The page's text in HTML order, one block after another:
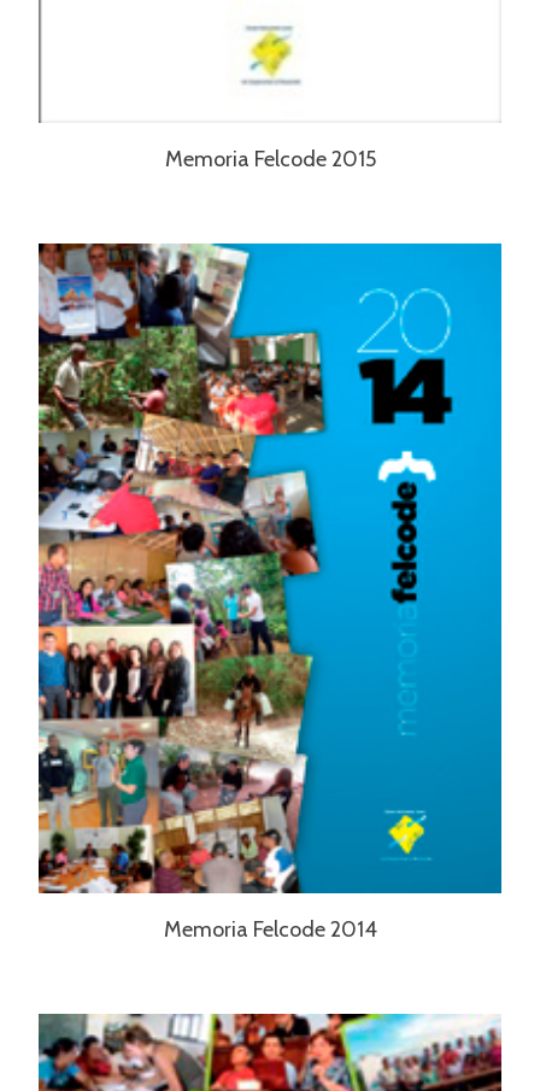
Memoria Felcode 2015
Memoria Felcode 2014